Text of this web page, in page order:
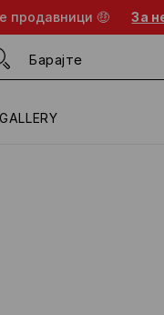
продавници 🤑 За